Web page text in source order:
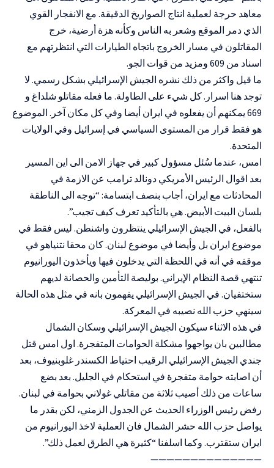
معاهد حرجة لعملية انتاج الصواريخ الدقيقة. مع الانفجار القوي
الذي دمر الموقع وشعر به الناس وكأنه هزة أرضية، خرج
المقاتلون في مسار الخروج باتجاه الطيارات التي انتظرتهم مع
اسناد من 609 ومزيد من قوات الجو.
ما قيل واكثر من ذلك نشره الجيش الإسرائيلي بشكل رسمي. لا
توجد هنا اسرار. كل شيء على الطاولة. ما فعله مقاتلو شلداغ و
669 يمكنهم أن يفعلوه في ايران أيضا وفي كل مكان آخر. الموضوع
هو فقط قرار من المستوى السياسي في إسرائيل وفي الولايات
المتحدة.
امس، عندما سُئل مسؤول كبير في جهاز الامن الى اين المسير
بعد اقوال الرئيس الأمريكي دونالد ترامب عن الازمة في
المحادثات مع ايران، أجاب بنصف ابتسامة: “توجه الى الناطقة
بلسان البيت الأبيض. هي بالتأكيد تعرف كيف تجيب”.
بالفعل، في الجيش الإسرائيلي ينتظرون واشنطن. ليس فقط في
موضوع ايران بل وأيضا في موضوع لبنان. كان محقا نتنياهو في
موقفه في أنه في اللحظة التي يدخلون فيها ويأخذون اليورانيوم
تنتهي قصة النظام الإيراني. بوليصة التأمين والحصانة لديهم
ستختفيان. في الجيش الإسرائيلي يفهمون بانه في مثل هذه الحالة
سينهي حزب الله نصيبه في المعركة.
في هذه الاثناء سيكون الجيش الإسرائيلي وسكان الشمال
مطالبين بان يواجهوا مشكلة الحوامات المتفجرة. اول امس قتل
جندي الجيش الإسرائيلي الرقيب احتياط الكسندر غلوبنيوف، بعد
أن اصابته حوامة متفجرة في استحكام في الجليل. بعد بضع
ساعات من ذلك أصيب ثلاثة من مقاتلي غولاني بحوامة في لبنان.
رفض رئيس الوزراء الحديث عن الجدول الزمني، لكن بقدر ما
يواصل حزب الله حشر الشمال فان العملية لاخذ اليورانيوم من
ايران ستقترب. وكما اسلفنا “كثيرة هي الطرق لعمل ذلك”.
——————————————